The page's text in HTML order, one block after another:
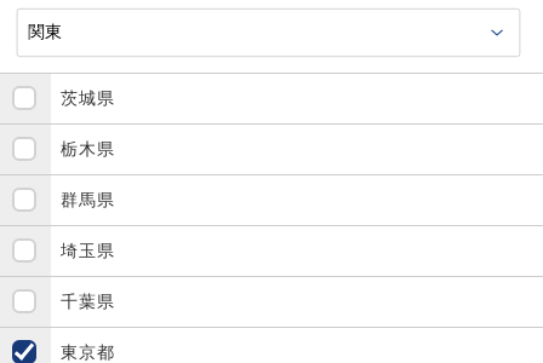
茨城県
栃木県
群馬県
埼玉県
千葉県
東京都